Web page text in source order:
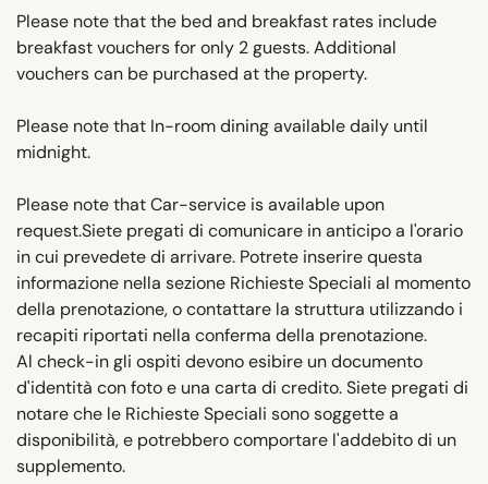
Please note that the bed and breakfast rates include
breakfast vouchers for only 2 guests. Additional
vouchers can be purchased at the property.
Please note that In-room dining available daily until
midnight.
Please note that Car-service is available upon
request.Siete pregati di comunicare in anticipo a l'orario
in cui prevedete di arrivare. Potrete inserire questa
informazione nella sezione Richieste Speciali al momento
della prenotazione, o contattare la struttura utilizzando i
recapiti riportati nella conferma della prenotazione.
Al check-in gli ospiti devono esibire un documento
d'identità con foto e una carta di credito. Siete pregati di
notare che le Richieste Speciali sono soggette a
disponibilità, e potrebbero comportare l'addebito di un
supplemento.